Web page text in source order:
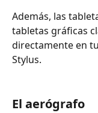
Además, las
tabletas gráficas
directamente en
Stylus.
El aerógrafo